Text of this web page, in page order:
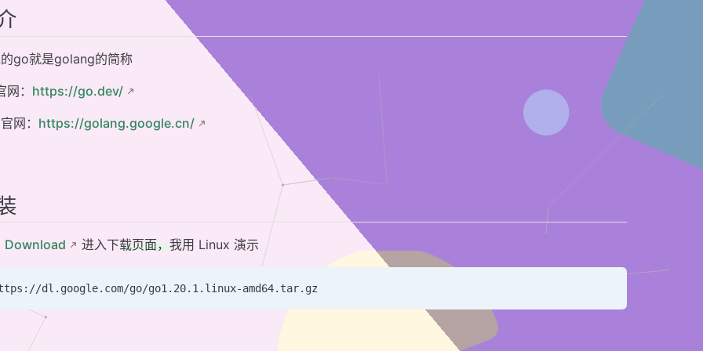
go就是golang的简称
网： https://go.dev/
网： https://golang.google.cn/
Download 进入下载页面，我用 Linux 演示
dl.google.com/go/go1.20.1.linux-amd64.tar.gz